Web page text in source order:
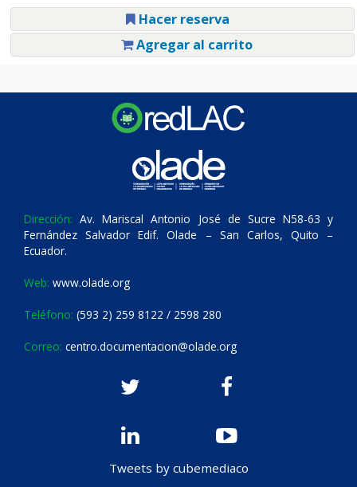
Hacer reserva
Agregar al carrito
Dirección: Av. Mariscal Antonio José de Sucre N58-63 y
Fernández Salvador Edif. Olade – San Carlos, Quito –
Ecuador.
Web: www.olade.org
Teléfono: (593 2) 259 8122 / 2598 280
Correo: centro.documentacion@olade.org
Tweets by cubemediaco